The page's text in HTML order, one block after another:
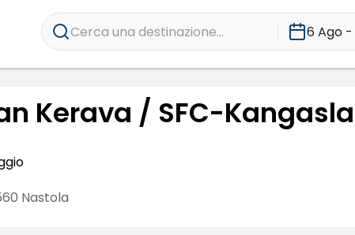
Cerca una destinazione... 6 Ago
Kerava / SFC-
Nastola